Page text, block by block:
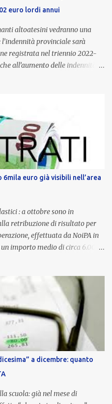
euro lordi annui
altoatesini vedranno una
provinciale sarà
registrata nel triennio 2022-
all’aumento delle indennità di
di genere, in linea con la
di offrire maggiore tutela e
provinciale per i docenti
misura esclusiva della
integra in maniera stabile lo
garantite
temporaneo né un
strutturale di retribuzione,
al cost...
euro già visibili nell’area
: a ottobre sono in
retribuzione di risultato per
effettuata da NoiPA in
importo medio di circa 6.000
di risultato La
la parte variabile dello
corrisposta per valorizzare
delle risorse e il
dal Ministero dell’Istruzione
2023/2024, il MIM ha
e trasmesso i dati a NoiPA,
automatica in busta paga . Gli
lordo riconosciuto è di 6....
a dicembre: quanto
scuola: già nel mese di